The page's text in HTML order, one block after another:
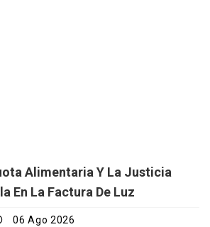
Alimentaria Y La Justicia
En La Factura De Luz
06 Ago 2026